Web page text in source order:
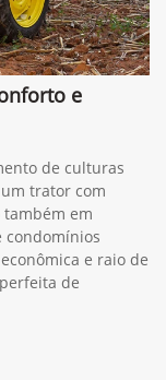
e
de culturas
trator com
em
e raio de